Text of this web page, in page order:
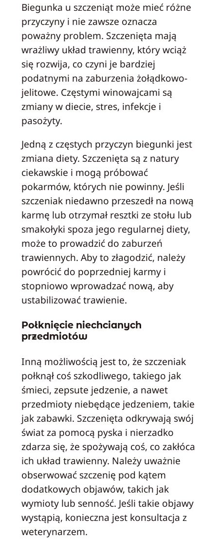
Biegunka u szczeniąt może mieć różne
przyczyny i nie zawsze oznacza
poważny problem. Szczenięta mają
wrażliwy układ trawienny, który wciąż
się rozwija, co czyni je bardziej
podatnymi na zaburzenia żołądkowo-
jelitowe. Częstymi winowajcami są
zmiany w diecie, stres, infekcje i
pasożyty.
Jedną z częstych przyczyn biegunki jest
zmiana diety. Szczenięta są z natury
ciekawskie i mogą próbować
pokarmów, których nie powinny. Jeśli
szczeniak niedawno przeszedł na nową
karmę lub otrzymał resztki ze stołu lub
smakołyki spoza jego regularnej diety,
może to prowadzić do zaburzeń
trawiennych. Aby to złagodzić, należy
powrócić do poprzedniej karmy i
stopniowo wprowadzać nową, aby
ustabilizować trawienie.
Połknięcie niechcianych
przedmiotów
Inną możliwością jest to, że szczeniak
połknął coś szkodliwego, takiego jak
śmieci, zepsute jedzenie, a nawet
przedmioty niebędące jedzeniem, takie
jak zabawki. Szczenięta odkrywają swój
świat za pomocą pyska i nierzadko
zdarza się, że spożywają coś, co zakłóca
ich układ trawienny. Należy uważnie
obserwować szczenię pod kątem
dodatkowych objawów, takich jak
wymioty lub senność. Jeśli takie objawy
wystąpią, konieczna jest konsultacja z
weterynarzem.